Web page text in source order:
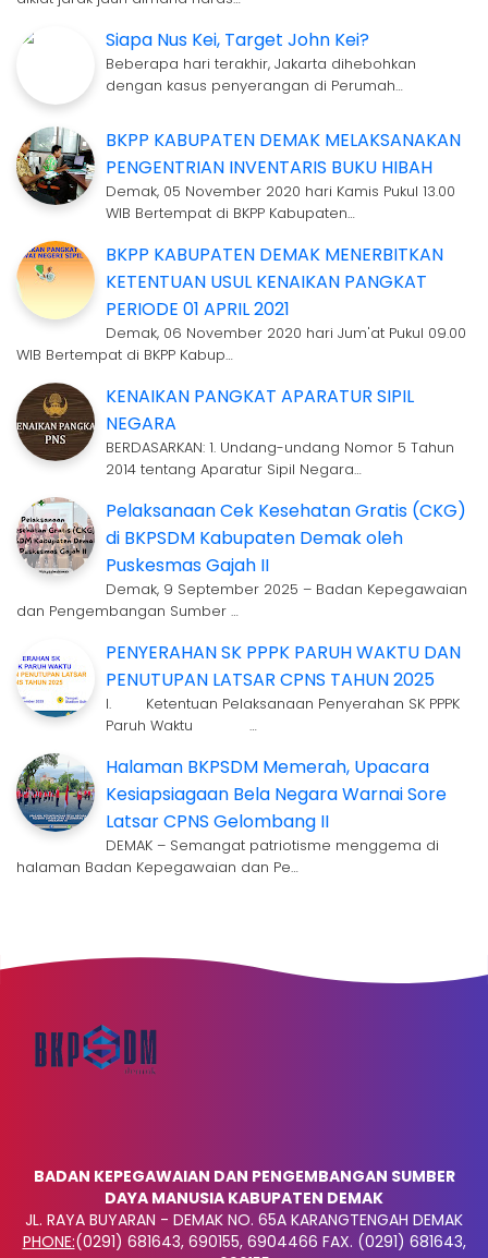
Siapa Nus Kei, Target John Kei?
Beberapa hari terakhir, Jakarta dihebohkan
dengan kasus penyerangan di Perumah…
BKPP KABUPATEN DEMAK MELAKSANAKAN
PENGENTRIAN INVENTARIS BUKU HIBAH
Demak, 05 November 2020 hari Kamis Pukul 13.00
WIB Bertempat di BKPP Kabupaten…
BKPP KABUPATEN DEMAK MENERBITKAN
KETENTUAN USUL KENAIKAN PANGKAT
PERIODE 01 APRIL 2021
Demak, 06 November 2020 hari Jum'at Pukul 09.00
WIB Bertempat di BKPP Kabup…
KENAIKAN PANGKAT APARATUR SIPIL
NEGARA
BERDASARKAN: 1. Undang-undang Nomor 5 Tahun
2014 tentang Aparatur Sipil Negara…
Pelaksanaan Cek Kesehatan Gratis (CKG)
di BKPSDM Kabupaten Demak oleh
Puskesmas Gajah II
Demak, 9 September 2025 – Badan Kepegawaian
dan Pengembangan Sumber …
PENYERAHAN SK PPPK PARUH WAKTU DAN
PENUTUPAN LATSAR CPNS TAHUN 2025
I. Ketentuan Pelaksanaan Penyerahan SK PPPK
Paruh Waktu …
Halaman BKPSDM Memerah, Upacara
Kesiapsiagaan Bela Negara Warnai Sore
Latsar CPNS Gelombang II
DEMAK – Semangat patriotisme menggema di
halaman Badan Kepegawaian dan Pe…
BADAN KEPEGAWAIAN DAN PENGEMBANGAN SUMBER
DAYA MANUSIA KABUPATEN DEMAK
JL. RAYA BUYARAN - DEMAK NO. 65A KARANGTENGAH DEMAK
PHONE:(0291) 681643, 690155, 6904466 FAX. (0291) 681643,